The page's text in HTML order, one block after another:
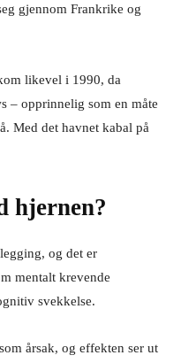
gjennom Frankrike og
likevel i 1990, da
– opprinnelig som en måte
Med det havnet kabal på
hjernen?
og det er
mentalt krevende
svekkelse.
årsak, og effekten ser ut